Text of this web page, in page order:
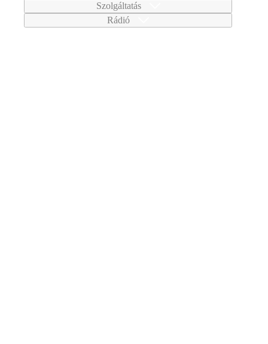
Szolgáltatás
Rádió